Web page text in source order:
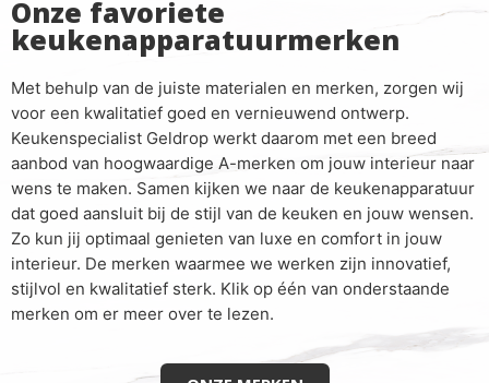
Onze favoriete
keukenapparatuurmerken
Met behulp van de juiste materialen en merken, zorgen wij
voor een kwalitatief goed en vernieuwend ontwerp.
Keukenspecialist Geldrop werkt daarom met een breed
aanbod van hoogwaardige A-merken om jouw interieur naar
wens te maken. Samen kijken we naar de keukenapparatuur
dat goed aansluit bij de stijl van de keuken en jouw wensen.
Zo kun jij optimaal genieten van luxe en comfort in jouw
interieur. De merken waarmee we werken zijn innovatief,
stijlvol en kwalitatief sterk. Klik op één van onderstaande
merken om er meer over te lezen.